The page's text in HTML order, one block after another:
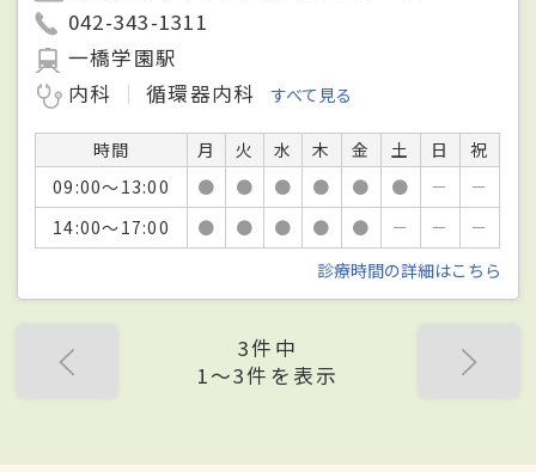
042-343-1311
一橋学園駅
内科
循環器内科 すべて見る
時間 月 火 水 木 金 土 日
祝
09:00～13:00
● ● ● ● ● ● －
－
14:00～17:00
● ● ● ● ● － －
－
診療時間の詳細はこちら
3件中
1〜3件を表示